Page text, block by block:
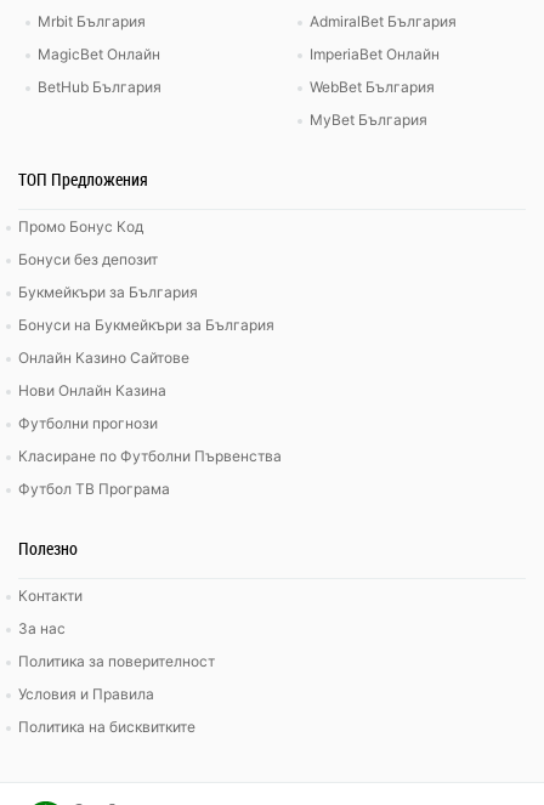
Mrbit България
MagicBet Онлайн
BetHub България
AdmiralBet България
ImperiaBet Онлайн
WebBet България
MyBet България
ТОП Предложения
Промо Бонус Код
Бонуси без депозит
Букмейкъри за България
Бонуси на Букмейкъри за България
Онлайн Казино Сайтове
Нови Онлайн Казина
Футболни прогнози
Класиране по Футболни Първенства
Футбол ТВ Програма
Полезно
Контакти
За нас
Политика за поверителност
Условия и Правила
Политика на бисквитките